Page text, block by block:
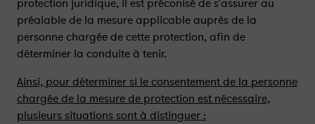
u
n
e
m
j
e
u
u
n
e
m
j
e
u
protection juridique, il est préconisé de s’assurer au
préalable de la mesure applicable auprès de la
personne chargée de cette protection, afin de
déterminer la conduite à tenir.
Ainsi, pour déterminer si le consentement de la personne
chargée de la mesure de protection est nécessaire,
plusieurs situations sont à distinguer :